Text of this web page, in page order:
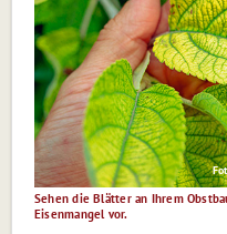
Sehen die Blätter an Ihrem
Eisenmangel vor.